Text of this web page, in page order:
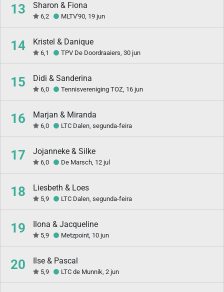
13 Sharon & Fiona
6,2 MLTV'90, 19 jun
14 Kristel & Danique
6,1 TPV De Doordraaiers, 30 jun
15 Didi & Sanderina
6,0 Tennisvereniging TOZ, 16 jun
16 Marjan & Miranda
6,0 LTC Dalen, segunda-feira
17 Jojanneke & Silke
6,0 De Marsch, 12 jul
18 Liesbeth & Loes
5,9 LTC Dalen, segunda-feira
19 Ilona & Jacqueline
5,9 Metzpoint, 10 jun
20 Ilse & Pascal
5,9 LTC de Munnik, 2 jun